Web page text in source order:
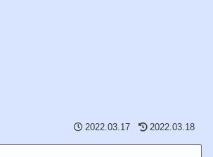
2022.03.17 2022.03.18